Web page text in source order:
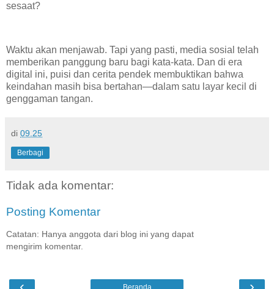
sesaat?
Waktu akan menjawab. Tapi yang pasti, media sosial telah
memberikan panggung baru bagi kata-kata. Dan di era
digital ini, puisi dan cerita pendek membuktikan bahwa
keindahan masih bisa bertahan—dalam satu layar kecil di
genggaman tangan.
di 09.25
Berbagi
Tidak ada komentar:
Posting Komentar
Catatan: Hanya anggota dari blog ini yang dapat
mengirim komentar.
Beranda